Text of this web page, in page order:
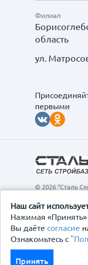
Наш сайт
Нажимая
Вы даёте согласие
Ознакомьтесь с
Принять
Филиал
область
ул.
первыми
© 2026 “Сталь
интернет-сайт, а
ценах,
исключительно
каких условиях
определяемой